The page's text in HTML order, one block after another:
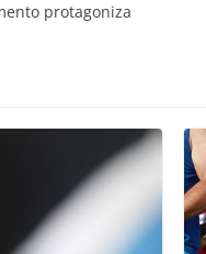
protagoniza